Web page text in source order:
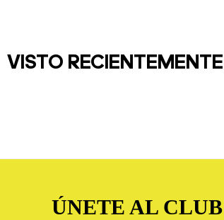
VISTO RECIENTEMENTE
ÚNETE AL